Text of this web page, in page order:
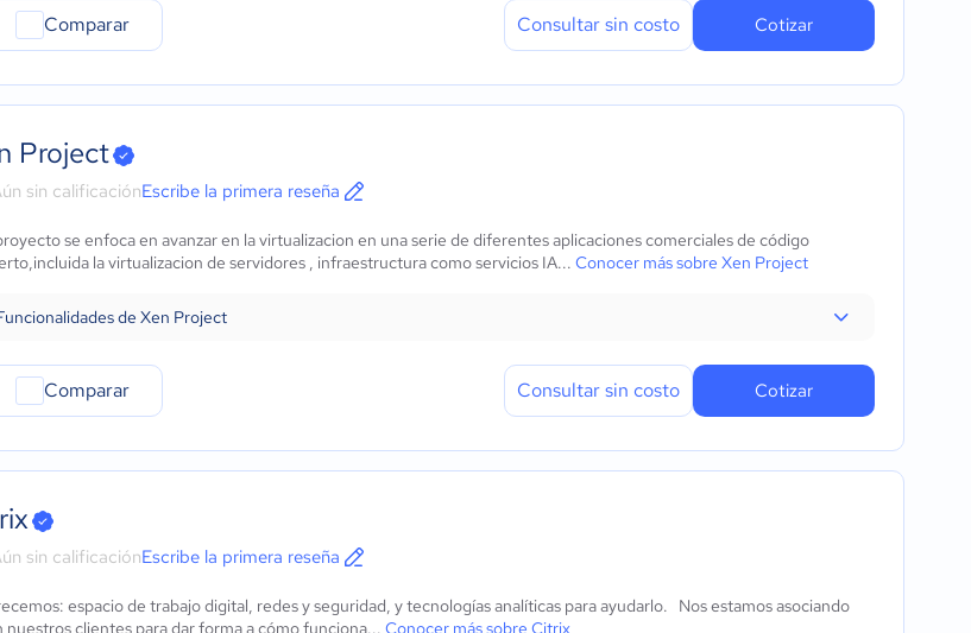
Comparar Consultar sin costo Cotizar
Project
sin calificaciónEscribe la primera reseña
se enfoca en avanzar en la virtualizacion en una serie de diferentes aplicaciones comerciales de código
la virtualizacion de servidores , infraestructura como servicios IA... Conocer más sobre Xen Project
de Xen Project
Comparar Consultar sin costo Cotizar
sin calificaciónEscribe la primera reseña
espacio de trabajo digital, redes y seguridad, y tecnologías analíticas para ayudarlo. Nos estamos asociando
nuestros clientes para dar forma a cómo funciona... Conocer más sobre Citrix